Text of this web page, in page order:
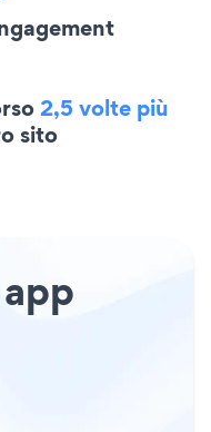
2,5 volte più
sito